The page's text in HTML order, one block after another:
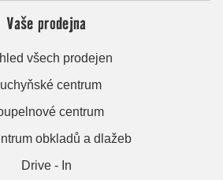
Vaše prodejna
všech prodejen
centrum
centrum
obkladů a dlažeb
Drive - In